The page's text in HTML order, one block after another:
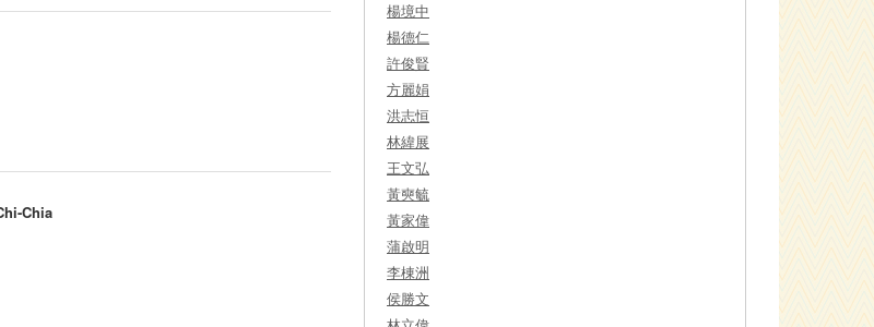
Chia
楊境中
楊德仁
許俊賢
方麗娟
洪志恒
林緯展
王文弘
黃奭毓
黃家偉
蒲啟明
李棟洲
侯勝文